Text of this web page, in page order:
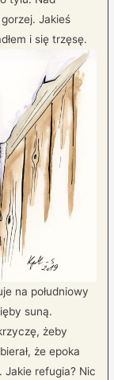
Jakieś
i się trzęsę.
na południowy
suną.
żeby
że epoka
Jakie refugia? Nic